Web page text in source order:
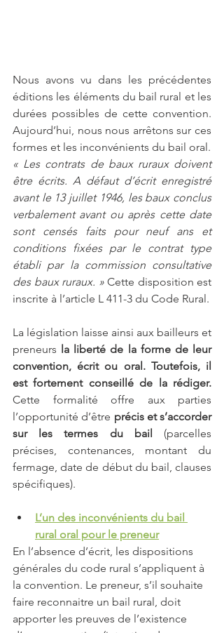
Nous avons vu dans les précédentes
éditions les éléments du bail rural et les
durées possibles de cette convention.
Aujourd’hui, nous nous arrêtons sur ces
formes et les inconvénients du bail oral.
« Les contrats de baux ruraux doivent
être écrits. A défaut d’écrit enregistré
avant le 13 juillet 1946, les baux conclus
verbalement avant ou après cette date
sont censés faits pour neuf ans et
conditions fixées par le contrat type
établi par la commission consultative
des baux ruraux. » Cette disposition est
inscrite à l’article L 411-3 du Code Rural.
La législation laisse ainsi aux bailleurs et
preneurs la liberté de la forme de leur
convention, écrit ou oral. Toutefois, il
est fortement conseillé de la rédiger.
Cette formalité offre aux parties
l’opportunité d’être précis et s’accorder
sur les termes du bail (parcelles
précises, contenances, montant du
fermage, date de début du bail, clauses
spécifiques).
L’un des inconvénients du bail
rural oral pour le preneur
En l’absence d’écrit, les dispositions
générales du code rural s’appliquent à
la convention. Le preneur, s’il souhaite
faire reconnaitre un bail rural, doit
apporter les preuves de l’existence